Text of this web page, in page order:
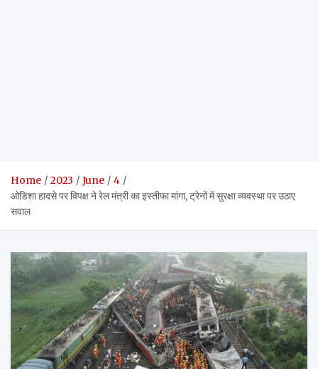
Home 2023 June
4
ओडिशा हादसे पर विपक्ष ने रेल मंत्री का इस्तीफा मांगा, ट्रेनों में सुरक्षा व्यवस्था पर उठाए
सवाल